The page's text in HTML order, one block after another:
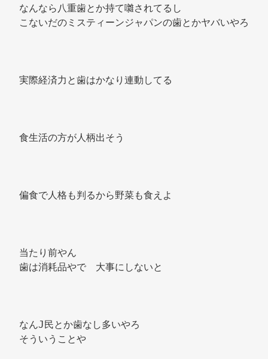
なんなら八重歯とか持て囃されてるし
実際経済力と歯はかなり連動してる
食生活の方が人柄出そう
偏食で人格も判るから野菜も食えよ
当たり前やん
歯は消耗品やで　大事にしないと
なんJ民とか歯なし多いやろ
そういうことや